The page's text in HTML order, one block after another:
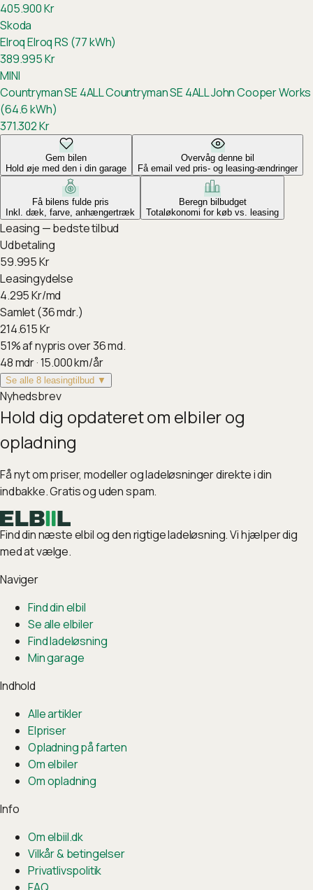
405.900Kr
Skoda
ElroqElroq RS (77 kWh)
389.995Kr
MINI
Countryman SE 4ALLCountryman SE 4ALL John Cooper Works
(64.6 kWh)
371.302Kr
Gem bilen
Hold øje med den i din garage
Overvåg denne bil
Få email ved pris- og leasing-ændringer
Få bilens fulde pris
Inkl. dæk, farve, anhængertræk
Beregn bilbudget
Totaløkonomi for køb vs. leasing
Leasing — bedste tilbud
Udbetaling
59.995Kr
Leasingydelse
4.295Kr/md
Samlet (36 mdr.)
214.615Kr
51%af nypris over 36 md.
48mdr ·15.000km/år
Se alle 8 leasingtilbud ▼
Nyhedsbrev
Hold dig opdateret om elbiler og
opladning
Få nyt om priser, modeller og ladeløsninger direkte i din
indbakke. Gratis og uden spam.
Find din næste elbil og den rigtige ladeløsning. Vi hjælper dig
med at vælge.
Naviger
Find din elbil
Se alle elbiler
Find ladeløsning
Min garage
Indhold
Alle artikler
Elpriser
Opladning på farten
Om elbiler
Om opladning
Info
Om elbiil.dk
Vilkår & betingelser
Privatlivspolitik